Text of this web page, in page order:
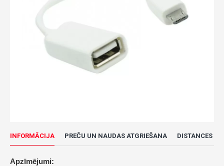
INFORMĀCIJA PREČU UN NAUDAS ATGRIEŠANA DISTANCES
Apzīmējumi: